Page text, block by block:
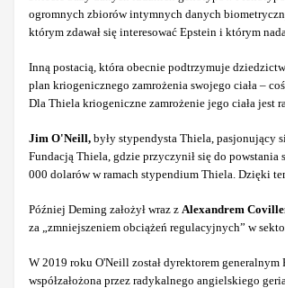
ogromnych zbiorów intymnych danych
którym zdawał się interesować Epstein i którym
Inną postacią, która obecnie podtrzymuje
plan kriogenicznego zamrożenia swojego ciała –
Dla Thiela kriogeniczne zamrożenie jego ciała jest
Jim O'Neill, były stypendysta Thiela, pasjonujący
Fundacją Thiela, gdzie przyczynił się do
000 dolarów w ramach stypendium Thiela. Dzięki
Później Deming założył wraz z Alexandrem
za „zmniejszeniem obciążeń regulacyjnych” w
W 2019 roku O'Neill został dyrektorem generalnym
współzałożona przez radykalnego angielskiego